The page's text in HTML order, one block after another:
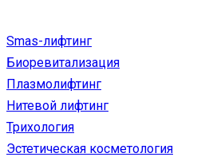
Smas-лифтинг
Биоревитализация
Плазмолифтинг
Нитевой лифтинг
Трихология
Эстетическая косметология